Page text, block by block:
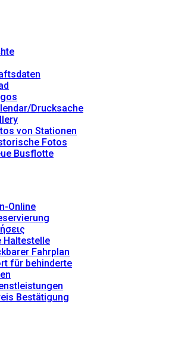
Drucksache
von Stationen
Fotos
Busflotte
Online
Haltestelle
Fahrplan
für behinderte
Bestätigung